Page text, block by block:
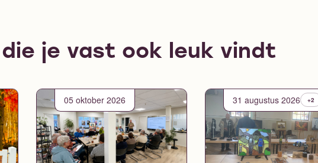
je vast ook leuk vindt
05 oktober 2026 31 augustus 2026 +2